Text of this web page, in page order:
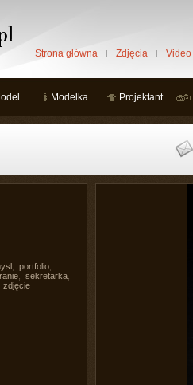
Strona główna Zdjęcia Video
Modelka Projektant
portfolio
sekretarka
zdjęcie